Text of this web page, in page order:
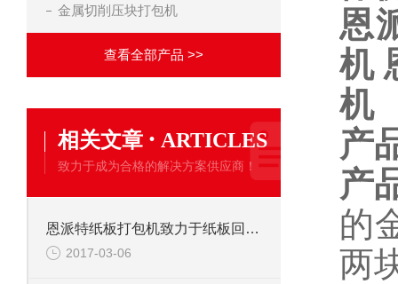
金属切削压块打包机
查看全部产品 >>
相关文章 · ARTICLES
致力于成为合格的解决方案供应商！
恩派特纸板打包机致力于纸板回收利用
2017-03-06
恩
机
机
产
产
的
两